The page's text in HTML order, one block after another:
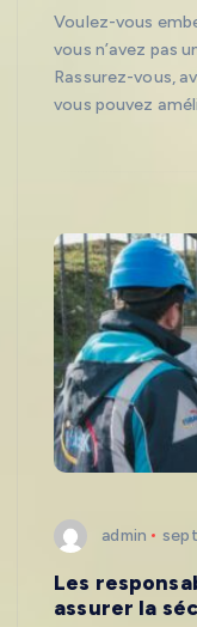
Voulez-vous
vous n’avez pas
Rassurez-vous,
vous pouvez
admin
Les
assurer la